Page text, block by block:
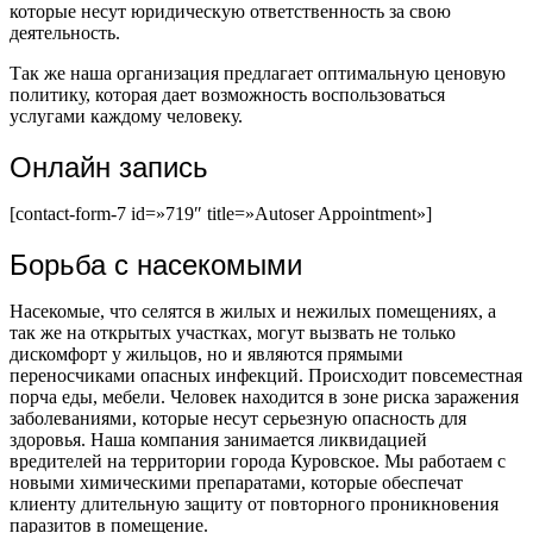
которые несут юридическую ответственность за свою
деятельность.
Так же наша организация предлагает оптимальную ценовую
политику, которая дает возможность воспользоваться
услугами каждому человеку.
Онлайн запись
[contact-form-7 id=»719″ title=»Autoser Appointment»]
Борьба с насекомыми
Насекомые, что селятся в жилых и нежилых помещениях, а
так же на открытых участках, могут вызвать не только
дискомфорт у жильцов, но и являются прямыми
переносчиками опасных инфекций. Происходит повсеместная
порча еды, мебели. Человек находится в зоне риска заражения
заболеваниями, которые несут серьезную опасность для
здоровья. Наша компания занимается ликвидацией
вредителей на территории города Куровское. Мы работаем с
новыми химическими препаратами, которые обеспечат
клиенту длительную защиту от повторного проникновения
паразитов в помещение.